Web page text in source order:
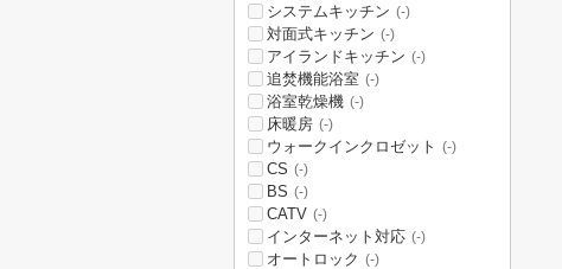
システムキッチン (-)
対面式キッチン (-)
アイランドキッチン (-)
追焚機能浴室 (-)
浴室乾燥機 (-)
床暖房 (-)
ウォークインクロゼット (-)
CS (-)
BS (-)
CATV (-)
インターネット対応 (-)
オートロック (-)